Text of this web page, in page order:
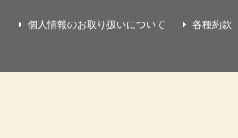
個人情報のお取り扱いについて 各種約款